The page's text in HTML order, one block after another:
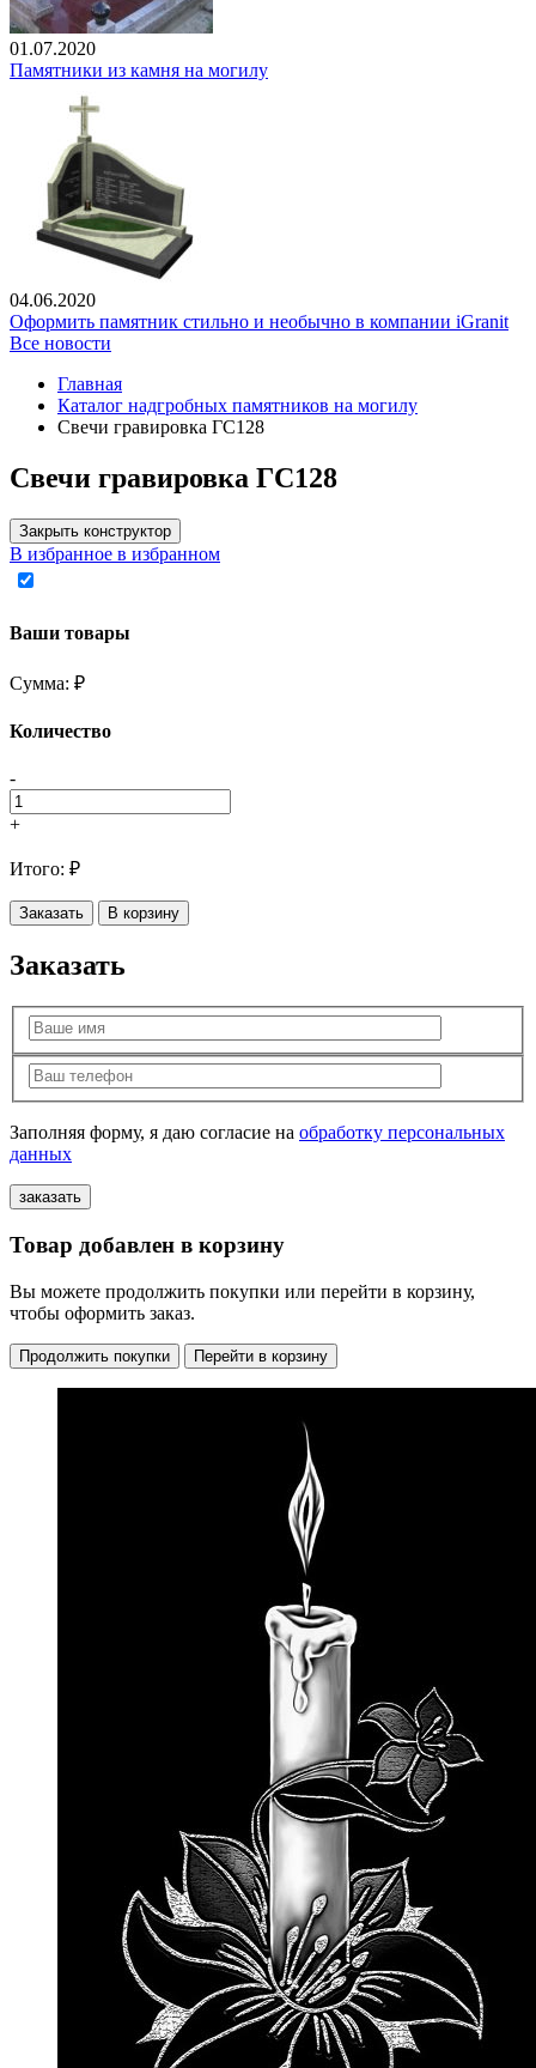
01.07.2020
Памятники из камня на могилу
04.06.2020
Оформить памятник стильно и необычно в компании iGranit
Все новости
Главная
Каталог надгробных памятников на могилу
Свечи гравировка ГС128
Свечи гравировка ГС128
Закрыть конструктор
В избранное в избранном
Ваши товары
Сумма: ₽
Количество
-
+
Итого: ₽
Заказать В корзину
Заказать
Заполняя форму, я даю согласие на обработку персональных
данных
Товар добавлен в корзину
Вы можете продолжить покупки или перейти в корзину,
чтобы оформить заказ.
Продолжить покупки Перейти в корзину